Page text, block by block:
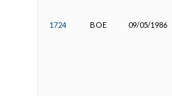
1724 BOE 09/05/1986